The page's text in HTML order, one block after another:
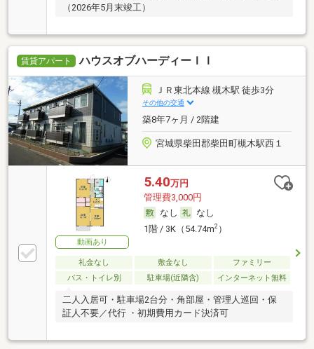
（2026年5月末竣工）
賃貸アパート ハウスオブハーディーＩＩ
ＪＲ東北本線 槻木駅 徒歩3分
その他の交通
築8年7ヶ月 / 2階建
宮城県柴田郡柴田町槻木駅西１
動画あり
5.40万円
管理費3,000円
なし
なし
1階 / 3K（54.74m2）
礼金なし 敷金なし
ファミリー
バス・トイレ別
駐車場(近隣含) インターネット無料
二人入居可・駐車場2台分・角部屋・管理人巡回・保
証人不要／代行 ・初期費用カード決済可